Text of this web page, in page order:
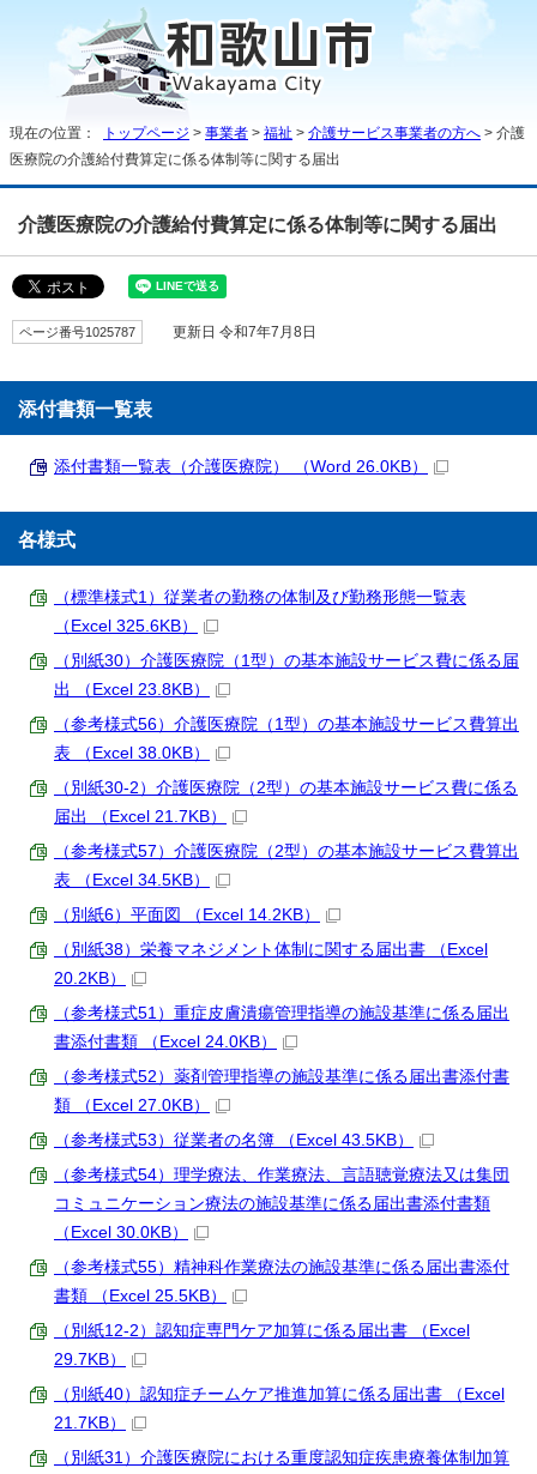
現在の位置： トップページ > 事業者 > 福祉 > 介護サービス事業者の方へ > 介護
医療院の介護給付費算定に係る体制等に関する届出
介護医療院の介護給付費算定に係る体制等に関する届出
ページ番号1025787 更新日 令和7年7月8日
添付書類一覧表
添付書類一覧表（介護医療院） （Word 26.0KB）
各様式
（標準様式1）従業者の勤務の体制及び勤務形態一覧表
（Excel 325.6KB）
（別紙30）介護医療院（1型）の基本施設サービス費に係る届
出 （Excel 23.8KB）
（参考様式56）介護医療院（1型）の基本施設サービス費算出
表 （Excel 38.0KB）
（別紙30-2）介護医療院（2型）の基本施設サービス費に係る
届出 （Excel 21.7KB）
（参考様式57）介護医療院（2型）の基本施設サービス費算出
表 （Excel 34.5KB）
（別紙6）平面図 （Excel 14.2KB）
（別紙38）栄養マネジメント体制に関する届出書 （Excel
20.2KB）
（参考様式51）重症皮膚潰瘍管理指導の施設基準に係る届出
書添付書類 （Excel 24.0KB）
（参考様式52）薬剤管理指導の施設基準に係る届出書添付書
類 （Excel 27.0KB）
（参考様式53）従業者の名簿 （Excel 43.5KB）
（参考様式54）理学療法、作業療法、言語聴覚療法又は集団
コミュニケーション療法の施設基準に係る届出書添付書類
（Excel 30.0KB）
（参考様式55）精神科作業療法の施設基準に係る届出書添付
書類 （Excel 25.5KB）
（別紙12-2）認知症専門ケア加算に係る届出書 （Excel
29.7KB）
（別紙40）認知症チームケア推進加算に係る届出書 （Excel
21.7KB）
（別紙31）介護医療院における重度認知症疾患療養体制加算